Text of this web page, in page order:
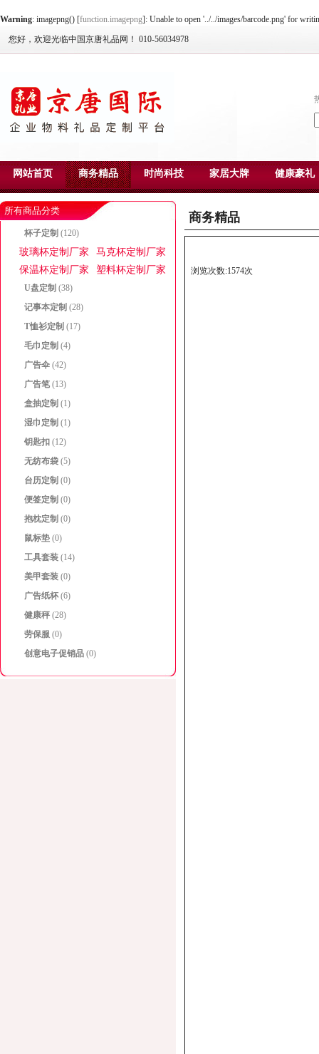
Warning: imagepng() [function.imagepng]: Unable to open '../../images/barcode.png' for
您好，欢迎光临中国京唐礼品网！ 010-56034978
网站首页 商务精品 时尚科技 家居大牌 健康豪礼
所有商品分类
杯子定制 (120)
玻璃杯定制厂家
马克杯定制厂家
保温杯定制厂家
塑料杯定制厂家
U盘定制 (38)
记事本定制 (28)
T恤衫定制 (17)
毛巾定制 (4)
广告伞 (42)
广告笔 (13)
盒抽定制 (1)
湿巾定制 (1)
钥匙扣 (12)
无纺布袋 (5)
台历定制 (0)
便签定制 (0)
抱枕定制 (0)
鼠标垫 (0)
工具套装 (14)
美甲套装 (0)
广告纸杯(6)
健康秤 (28)
劳保服 (0)
创意电子促销品 (0)
商务精品
浏览次数:1574次